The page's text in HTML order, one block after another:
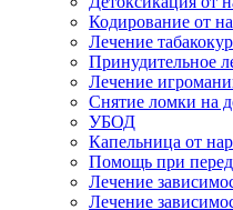
Кодирование от
Лечение
Принудительное
Лечение
Снятие ломки на
УБОД
Капельница от
Помощь при
Лечение
Лечение